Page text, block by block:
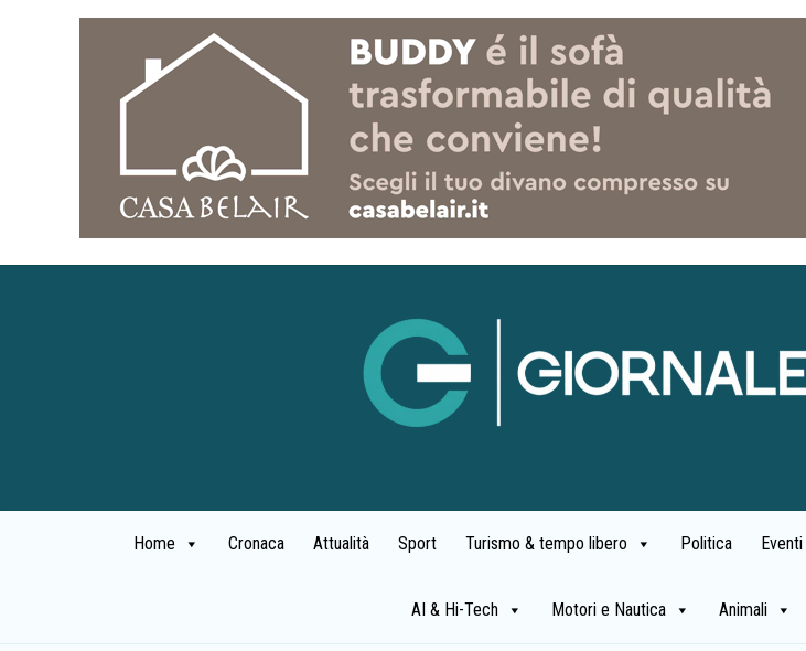
Home Cronaca Attualità Sport Turismo & tempo libero Politica
AI & Hi-Tech Motori e Nautica Animali